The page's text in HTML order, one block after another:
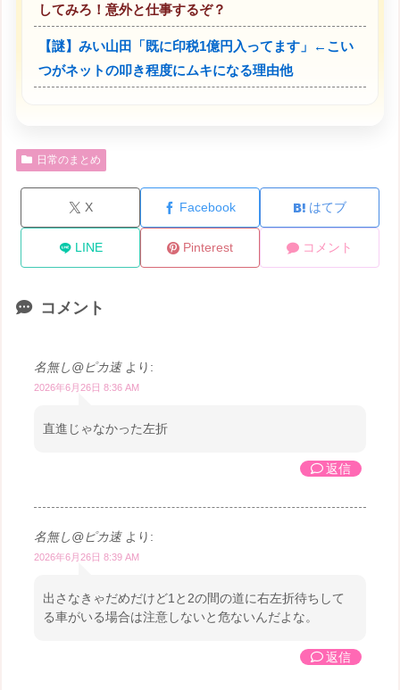
してみろ！意外と仕事するぞ？
【謎】みい山田「既に印税1億円入ってます」←こい
つがネットの叩き程度にムキになる理由他
日常のまとめ
X Facebook はてブ
LINE Pinterest コメント
コメント
名無し@ピカ速 より:
2026年6月26日 8:36 AM
直進じゃなかった左折
返信
名無し@ピカ速 より:
2026年6月26日 8:39 AM
出さなきゃだめだけど1と2の間の道に右左折待ちして
る車がいる場合は注意しないと危ないんだよな。
返信